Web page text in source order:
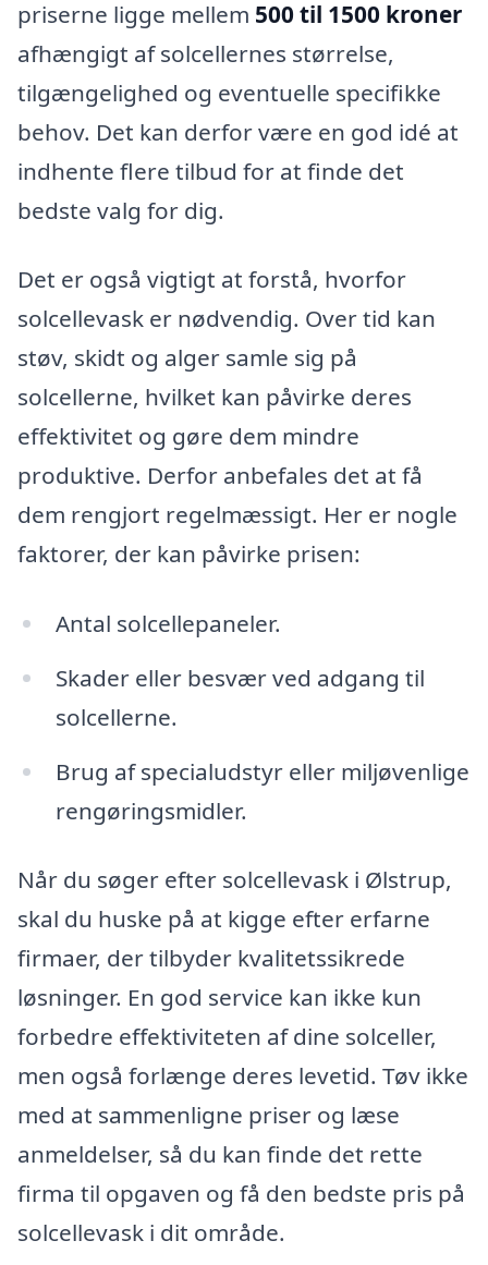
priserne ligge mellem 500 til 1500 kroner
afhængigt af solcellernes størrelse,
tilgængelighed og eventuelle specifikke
behov. Det kan derfor være en god idé at
indhente flere tilbud for at finde det
bedste valg for dig.
Det er også vigtigt at forstå, hvorfor
solcellevask er nødvendig. Over tid kan
støv, skidt og alger samle sig på
solcellerne, hvilket kan påvirke deres
effektivitet og gøre dem mindre
produktive. Derfor anbefales det at få
dem rengjort regelmæssigt. Her er nogle
faktorer, der kan påvirke prisen:
Antal solcellepaneler.
Skader eller besvær ved adgang til
solcellerne.
Brug af specialudstyr eller miljøvenlige
rengøringsmidler.
Når du søger efter solcellevask i Ølstrup,
skal du huske på at kigge efter erfarne
firmaer, der tilbyder kvalitetssikrede
løsninger. En god service kan ikke kun
forbedre effektiviteten af dine solceller,
men også forlænge deres levetid. Tøv ikke
med at sammenligne priser og læse
anmeldelser, så du kan finde det rette
firma til opgaven og få den bedste pris på
solcellevask i dit område.